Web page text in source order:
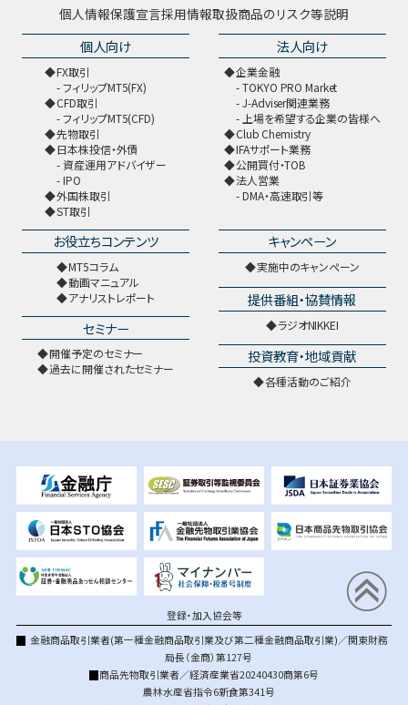
個人情報保護宣言採用情報取扱商品のリスク等説明
個人向け
FX取引
フィリップMT5(FX)
CFD取引
フィリップMT5(CFD)
先物取引
日本株投信・外債
資産運用アドバイザー
IPO
外国株取引
ST取引
法人向け
企業金融
TOKYO PRO Market
J-Adviser関連業務
上場を希望する企業の皆様へ
Club Chemistry
IFAサポート業務
公開買付・TOB
法人営業
DMA・高速取引等
お役立ちコンテンツ
MT5コラム
動画マニュアル
アナリストレポート
セミナー
開催予定のセミナー
過去に開催されたセミナー
キャンペーン
実施中のキャンペーン
提供番組・協賛情報
ラジオNIKKEI
投資教育・地域貢献
各種活動のご紹介
登録・加入協会等
金融商品取引業者(第一種金融商品取引業及び第二種金融商品取引業)／関東財務
局長（金商）第127号
商品先物取引業者／経済産業省20240430商第6号
農林水産省指令6新食第341号